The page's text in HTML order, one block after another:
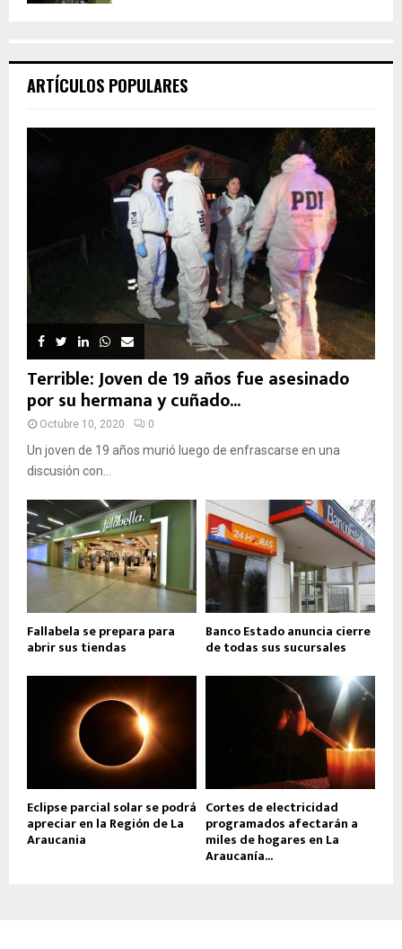
ARTÍCULOS POPULARES
Terrible: Joven de 19 años fue asesinado
por su hermana y cuñado...
Octubre 10, 2020 0
Un joven de 19 años murió luego de enfrascarse en una
discusión con...
Fallabela se prepara para
abrir sus tiendas
Banco Estado anuncia cierre
de todas sus sucursales
Eclipse parcial solar se podrá
apreciar en la Región de La
Araucania
Cortes de electricidad
programados afectarán a
miles de hogares en La
Araucanía...